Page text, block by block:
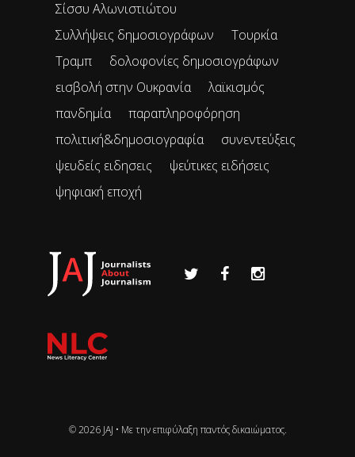
Σίσσυ Αλωνιστιώτου
Συλλήψεις δημοσιογράφων
Τουρκία
Τραμπ
δολοφονίες δημοσιογράφων
εισβολή στην Ουκρανία
λαϊκισμός
πανδημία
παραπληροφόρηση
πολιτική&δημοσιογραφία
συνεντεύξεις
ψευδείς ειδησεις
ψεύτικες ειδήσεις
ψηφιακή εποχή
© 2026 JAJ • Mε την επιφύλαξη παντός δικαιώματος.